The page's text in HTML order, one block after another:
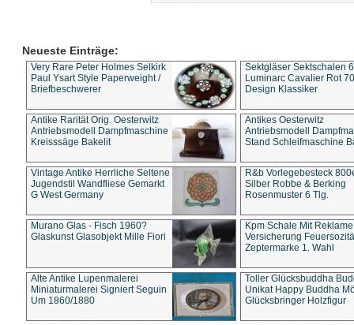
Neueste Einträge:
Very Rare Peter Holmes Selkirk
Paul Ysart Style Paperweight /
Briefbeschwerer
Sektgläser Sektschalen
Luminarc Cavalier Rot
Design Klassiker
Antike Rarität Orig. Oesterwitz
Antriebsmodell Dampfmaschine
Kreisssäge Bakelit
Antikes Oesterwitz
Antriebsmodell
Stand Schleifmaschine
Vintage Antike Herrliche Seltene
Jugendstil Wandfliese Gemarkt
G West Germany
R&b Vorlegebesteck
Silber Robbe & Berking
Rosenmuster 6 Tlg.
Murano Glas - Fisch 1960?
Glaskunst Glasobjekt Mille Fiori
Kpm Schale Mit Reklame
Versicherung
Zeptermarke 1. Wahl
Alte Antike Lupenmalerei
Miniaturmalerei Signiert Seguin
Um 1860/1880
Toller Glücksbuddha
Unikat Happy Buddha
Glücksbringer Holzfigur